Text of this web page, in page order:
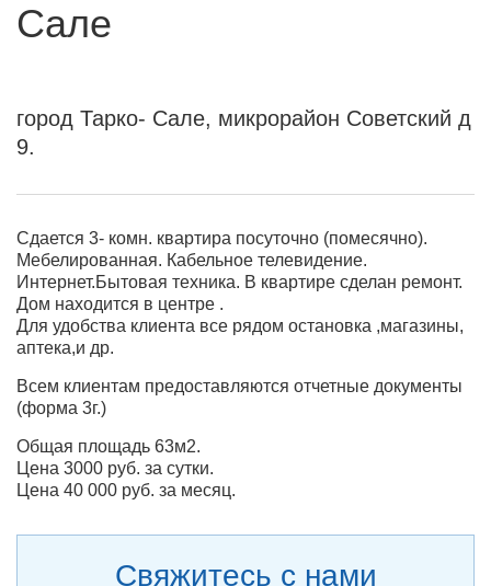
Сале
город Тарко- Сале, микрорайон Советский д
9.
Сдается 3- комн. квартира посуточно (помесячно).
Мебелированная. Кабельное телевидение.
Интернет.Бытовая техника. В квартире сделан ремонт.
Дом находится в центре .
Для удобства клиента все рядом остановка ,магазины,
аптека,и др.
Всем клиентам предоставляются отчетные документы
(форма 3г.)
Общая площадь 63м2.
Цена 3000 руб. за сутки.
Цена 40 000 руб. за месяц.
Свяжитесь с нами